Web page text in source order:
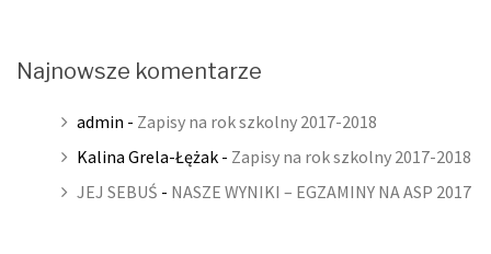
Najnowsze komentarze
admin - Zapisy na rok szkolny 2017-2018
Kalina Grela-Łężak - Zapisy na rok szkolny 2017-2018
JEJ SEBUŚ - NASZE WYNIKI – EGZAMINY NA ASP 2017